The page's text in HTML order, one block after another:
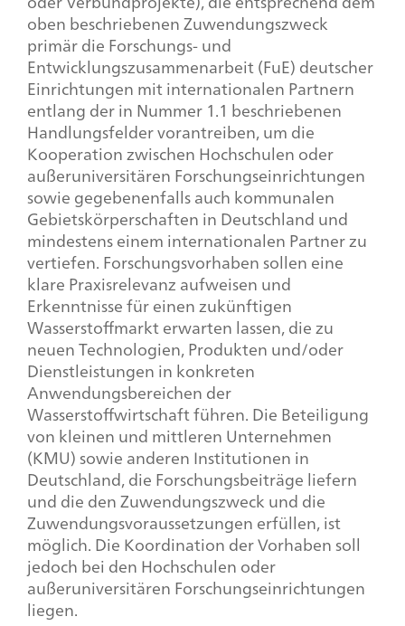
oben beschriebenen Zuwendungszweck
primär die Forschungs- und
Entwicklungszusammenarbeit (FuE) deutscher
Einrichtungen mit internationalen Partnern
entlang der in Nummer 1.1 beschriebenen
Handlungsfelder vorantreiben, um die
Kooperation zwischen Hochschulen oder
außeruniversitären Forschungseinrichtungen
sowie gegebenenfalls auch kommunalen
Gebietskörperschaften in Deutschland und
mindestens einem internationalen Partner zu
vertiefen. Forschungsvorhaben sollen eine
klare Praxisrelevanz aufweisen und
Erkenntnisse für einen zukünftigen
Wasserstoffmarkt erwarten lassen, die zu
neuen Technologien, Produkten und/oder
Dienstleistungen in konkreten
Anwendungsbereichen der
Wasserstoffwirtschaft führen. Die Beteiligung
von kleinen und mittleren Unternehmen
(KMU) sowie anderen Institutionen in
Deutschland, die Forschungsbeiträge liefern
und die den Zuwendungszweck und die
Zuwendungsvoraussetzungen erfüllen, ist
möglich. Die Koordination der Vorhaben soll
jedoch bei den Hochschulen oder
außeruniversitären Forschungseinrichtungen
liegen.